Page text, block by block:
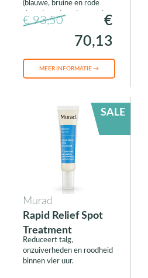
(blauwe, bruine en rode
tinten) rondom de ogen in
slechts 2 weken.
€ 93,50
€
70,13
MEER INFORMATIE →
SALE
Murad
Rapid Relief Spot
Treatment
Reduceert talg,
onzuiverheden en roodheid
binnen vier uur.